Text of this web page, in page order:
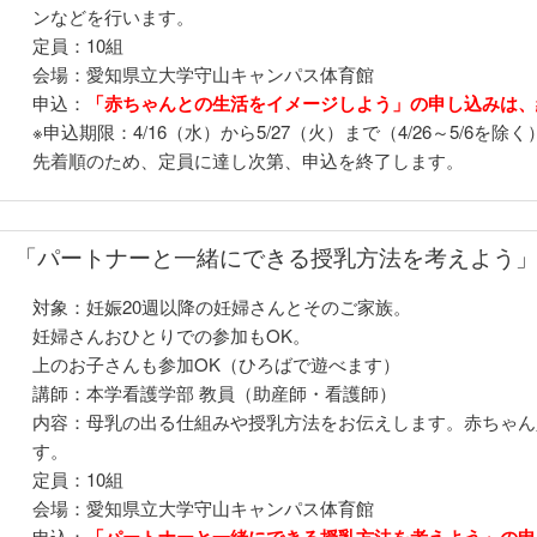
ンなどを行います。
定員：10組
会場：愛知県立大学守山キャンパス体育館
申込：
「赤ちゃんとの生活をイメージしよう」の申し込みは
※申込期限：4/16（水）から5/27（火）まで（4/26～5/6を除く
先着順のため、定員に達し次第、申込を終了します。
「パートナーと一緒にできる授乳方法を考えよう
対象：妊娠20週以降の妊婦さんとそのご家族。
妊婦さんおひとりでの参加もOK。
上のお子さんも参加OK（ひろばで遊べます）
講師：本学看護学部 教員（助産師・看護師）
内容：母乳の出る仕組みや授乳方法をお伝えします。赤ちゃ
す。
定員：10組
会場：愛知県立大学守山キャンパス体育館